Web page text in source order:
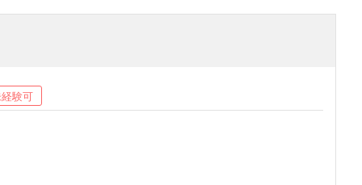
たい企業のサポート ・在日外国人向けのインフラ整備をして
験可